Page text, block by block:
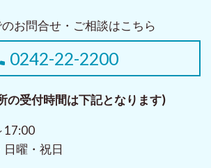
お問合せ・ご相談はこちら
0242-22-2200
の受付時間は下記となります)
17:00
曜・祝日